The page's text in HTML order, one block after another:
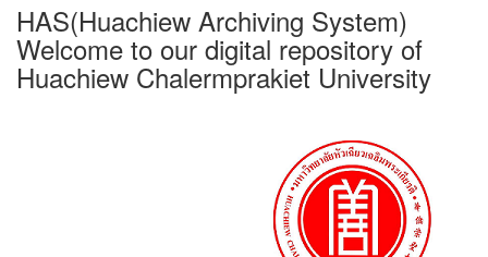
HAS(Huachiew Archiving System)
Welcome to our digital repository of
Huachiew Chalermprakiet University